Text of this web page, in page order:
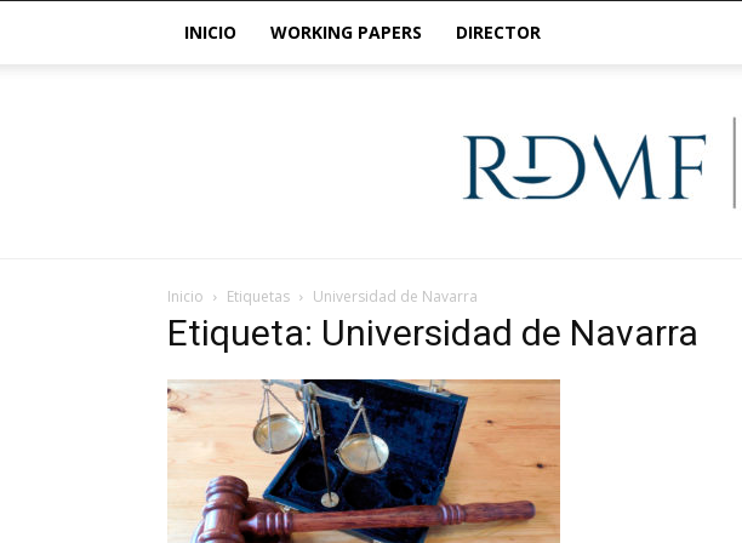
INICIO WORKING PAPERS DIRECTOR
Inicio Etiquetas Universidad de Navarra
Etiqueta: Universidad de Navarra